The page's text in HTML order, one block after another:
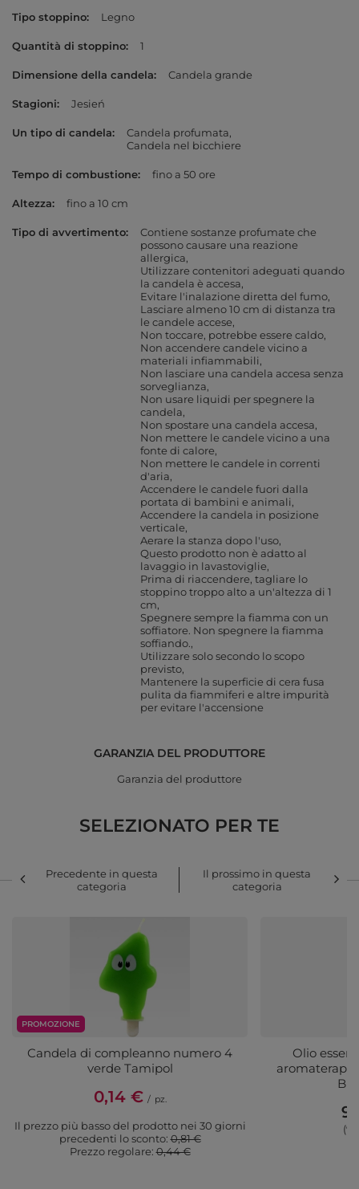
Tipo stoppino Legno
Quantità di stoppino 1
Dimensione della candela Candela grande
Stagioni Jesień
Un tipo di candela
Candela profumata
Candela nel bicchiere
Tempo di combustione fino a 50 ore
Altezza fino a 10 cm
Tipo di avvertimento
Contiene sostanze profumate che
possono causare una reazione
allergica
Utilizzare contenitori adeguati quando
la candela è accesa
Evitare l'inalazione diretta del fumo
Lasciare almeno 10 cm di distanza tra
le candele accese
Non toccare, potrebbe essere caldo
Non accendere candele vicino a
materiali infiammabili
Non lasciare una candela accesa senza
sorveglianza
Non usare liquidi per spegnere la
candela
Non spostare una candela accesa
Non mettere le candele vicino a una
fonte di calore
Non mettere le candele in correnti
d'aria
Accendere le candele fuori dalla
portata di bambini e animali
Accendere la candela in posizione
verticale
Aerare la stanza dopo l'uso
Questo prodotto non è adatto al
lavaggio in lavastoviglie
Prima di riaccendere, tagliare lo
stoppino troppo alto a un'altezza di 1
cm
Spegnere sempre la fiamma con un
soffiatore. Non spegnere la fiamma
soffiando.
Utilizzare solo secondo lo scopo
previsto
Mantenere la superficie di cera fusa
pulita da fiammiferi e altre impurità
per evitare l'accensione
GARANZIA DEL PRODUTTORE
Garanzia del produttore
SELEZIONATO PER TE
Precedente in questa
categoria
Il prossimo in questa
categoria
PROMOZIONE
Candela di compleanno numero 4
verde Tamipol
0,14 € / pz.
Il prezzo più basso del prodotto nei 30 giorni
precedenti lo sconto:0,81 €
Prezzo regolare:0,44 €
Olio